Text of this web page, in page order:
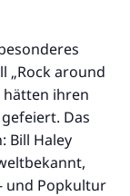
„Rock around
hätten ihren
Das
Bill Haley
und Popkultur